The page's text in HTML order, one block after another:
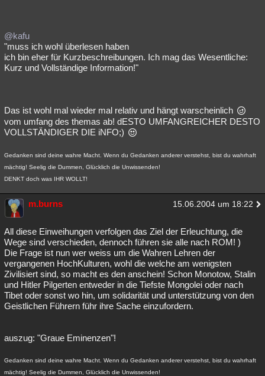
@kafu
"muss ich wohl überlesen haben
ich bin eher für Kurzbeschreibungen. Ich mag das Wesentliche:
Kurz und Vollständige Information!"
Das ist wohl mal wieder mal relativ und hängt warscheinlich
vom umfang des themas ab! dESTO UMFANGREICHER DESTO
VOLLSTÄNDIGER DIE iNFO;)
Gedanken sind deine wahre Macht. Wenn du Gedanken anderer verstehst, bist du wahrhaft
mächtig! Seelig die Dummen, Glücklich die Unwissenden!
DENKT doch was IHR WOLLT!
m.burns 15.06.2004 um 18:22
All diese Einweihungen verfolgen das Ziel der Erleuchtung, die
Wege sind verschieden, dennoch führen sie alle nach ROM! )
Die Frage ist nun wer weiss um die Wahren Lehren der
vergangenen HochKulturen, wohl die welche am wenigsten
Zivilisiert sind, so macht es den anschein! Schon Monotow, Stalin
und Hitler Pilgerten entweder in die Tiefste Mongolei oder nach
Tibet oder sonst wo hin, um solidarität und unterstützung von den
Geistlichen Führern führ ihre Sache einzufordern.
auszug: "Graue Eminenzen"!
Gedanken sind deine wahre Macht. Wenn du Gedanken anderer verstehst, bist du wahrhaft
mächtig! Seelig die Dummen, Glücklich die Unwissenden!